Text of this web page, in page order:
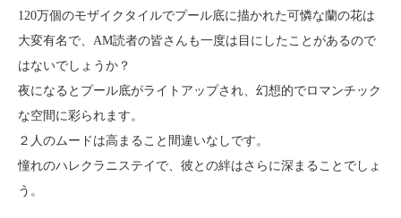
120万個のモザイクタイルでプール底に描かれた可憐な蘭の花は
大変有名で、AM読者の皆さんも一度は目にしたことがあるので
はないでしょうか？
夜になるとプール底がライトアップされ、幻想的でロマンチック
な空間に彩られます。
２人のムードは高まること間違いなしです。
憧れのハレクラニステイで、彼との絆はさらに深まることでしょ
う。